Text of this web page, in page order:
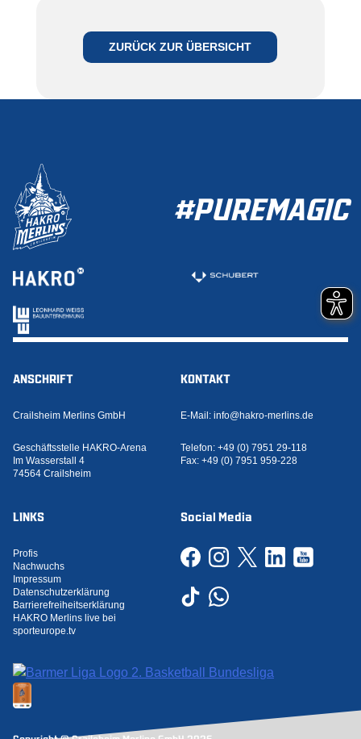
WERDEN
ZURÜCK ZUR ÜBERSICHT
#PUREMAGIC
ANSCHRIFT
Crailsheim Merlins GmbH
Geschäftsstelle HAKRO-Arena
Im Wasserstall 4
74564 Crailsheim
KONTAKT
E-Mail: info@hakro-merlins.de
Telefon: +49 (0) 7951 29-118
Fax: +49 (0) 7951 959-228
LINKS
Profis
Nachwuchs
Impressum
Datenschutzerklärung
Barrierefreiheitserklärung
HAKRO Merlins live bei
sporteurope.tv
Social Media